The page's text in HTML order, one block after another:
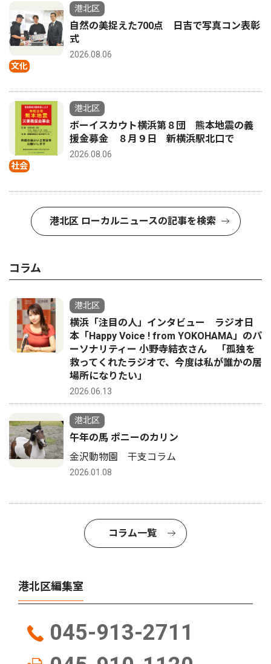
文化
港北区
自然の美捉えた700点 日吉で写真コン表彰
式
2026.08.06
社会
港北区
ボーイスカウト横浜第８団 熊本地震の義
援金募金 ８月９日 新横浜駅北口で
2026.08.06
港北区 ローカルニュースの記事を検索
コラム
港北区
横浜「注目の人」インタビュー ラジオ日
本「Happy Voice ! from YOKOHAMA」のパ
ーソナリティー 小野寺結衣さん 「孤独を
救ってくれたラジオで、今度は私が誰かの居
場所になりたい」
2026.06.13
港北区
午年の馬 ポニーのカリン
金沢動物園 干支コラム
2026.01.08
コラム一覧
港北区編集室
045-913-2711